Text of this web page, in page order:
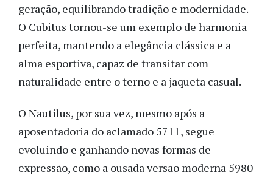
geração, equilibrando tradição e modernidade.
O Cubitus tornou-se um exemplo de harmonia
perfeita, mantendo a elegância clássica e a
alma esportiva, capaz de transitar com
naturalidade entre o terno e a jaqueta casual.
O Nautilus, por sua vez, mesmo após a
aposentadoria do aclamado 5711, segue
evoluindo e ganhando novas formas de
expressão, como a ousada versão moderna 5980